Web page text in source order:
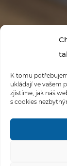
K tomu
ukládají ve vašem
zjistíme, jak náš
s cookies